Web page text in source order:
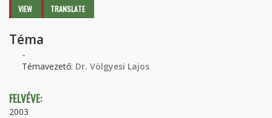
Primary tabs
VIEW (ACTIVETRANSLATE
Téma
-
Témavezető: Dr. Völgyesi Lajos
FELVÉVE:
2003